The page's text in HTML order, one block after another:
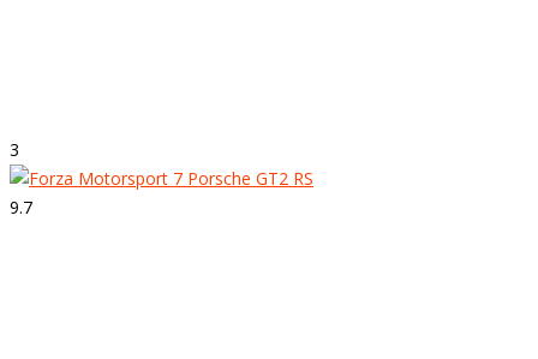
3
9.7